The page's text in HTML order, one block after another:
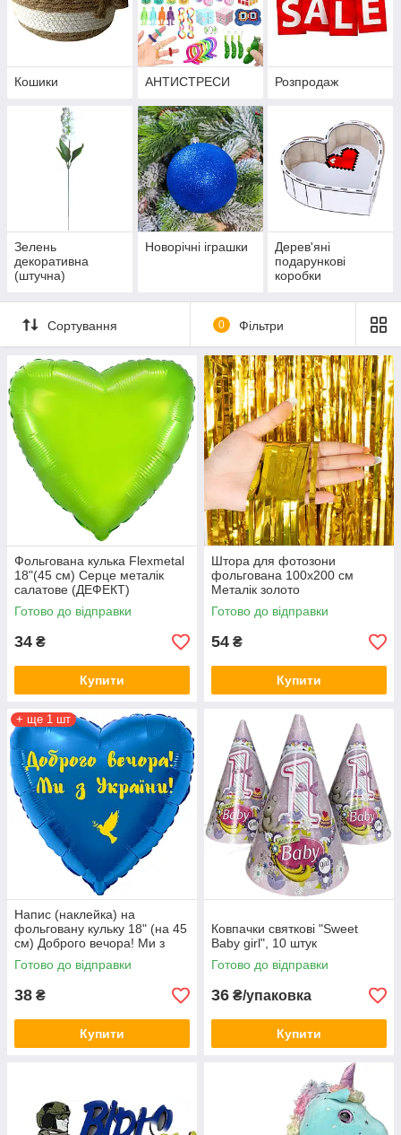
Кошики АНТИСТРЕСИ Розпродаж
Зелень
декоративна
(штучна)
Новорічні іграшки
Дерев'яні
подарункові
коробки
Сортування 0 Фільтри
Фольгована кулька Flexmetal
18"(45 см) Серце металік
салатове (ДЕФЕКТ)
Готово до відправки
34 ₴
Купити
Штора для фотозони
фольгована 100х200 см
Металік золото
Готово до відправки
54 ₴
Купити
+ ще 1 шт
Напис (наклейка) на
фольговану кульку 18" (на 45
см) Доброго вечора! Ми з
України! (будь-який колір)
Готово до відправки
38 ₴
Купити
Ковпачки святкові "Sweet
Baby girl", 10 штук
Готово до відправки
36 ₴/упаковка
Купити